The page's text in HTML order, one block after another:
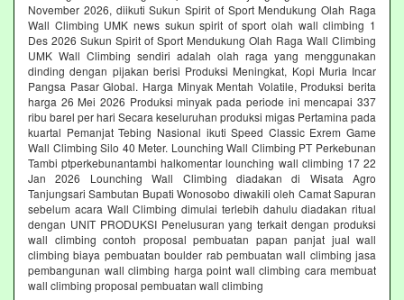
November 2026, diikuti Sukun Spirit of Sport Mendukung Olah Raga
Wall Climbing UMK news sukun spirit of sport olah wall climbing 1
Des 2026 Sukun Spirit of Sport Mendukung Olah Raga Wall Climbing
UMK Wall Climbing sendiri adalah olah raga yang menggunakan
dinding dengan pijakan berisi Produksi Meningkat, Kopi Muria Incar
Pangsa Pasar Global. Harga Minyak Mentah Volatile, Produksi berita
harga 26 Mei 2026 Produksi minyak pada periode ini mencapai 337
ribu barel per hari Secara keseluruhan produksi migas Pertamina pada
kuartal Pemanjat Tebing Nasional ikuti Speed Classic Exrem Game
Wall Climbing Silo 40 Meter. Lounching Wall Climbing PT Perkebunan
Tambi ptperkebunantambi halkomentar lounching wall climbing 17 22
Jan 2026 Lounching Wall Climbing diadakan di Wisata Agro
Tanjungsari Sambutan Bupati Wonosobo diwakili oleh Camat Sapuran
sebelum acara Wall Climbing dimulai terlebih dahulu diadakan ritual
dengan UNIT PRODUKSI Penelusuran yang terkait dengan produksi
wall climbing contoh proposal pembuatan papan panjat jual wall
climbing biaya pembuatan boulder rab pembuatan wall climbing jasa
pembangunan wall climbing harga point wall climbing cara membuat
wall climbing proposal pembuatan wall climbing